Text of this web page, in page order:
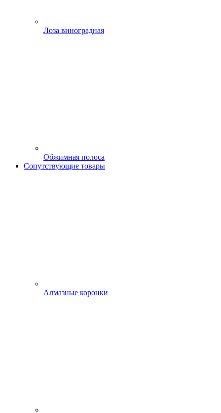
Лоза виноградная
Обжимная полоса
Сопутствующие товары
Алмазные коронки